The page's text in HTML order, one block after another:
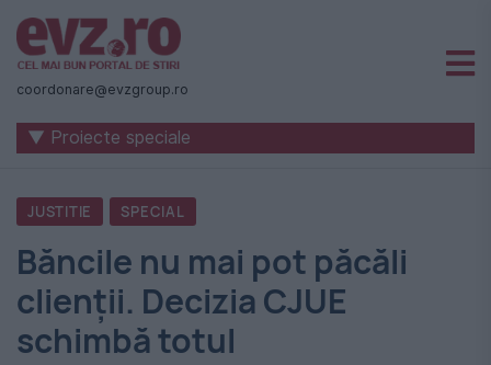
Știri
naționale
internaționale
România
-
Evenimentul
Zilei
coordonare@evzgroup.ro
▼ Proiecte speciale
JUSTITIE SPECIAL
Băncile nu mai pot păcăli
clienții. Decizia CJUE
schimbă totul